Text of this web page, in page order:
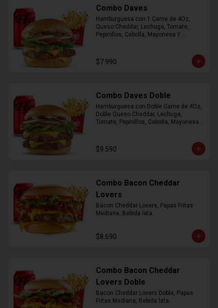
Combo Daves
Hamburguesa con 1 Carne de 4Oz,
Queso Cheddar, Lechuga, Tomate,
Pepinillos, Cebolla, Mayonesa Y
$7.990
Combo Daves Doble
Hamburguesa con Doble Carne de 4Oz,
Doble Queso Cheddar, Lechuga,
Tomate, Pepinillos, Cebolla, Mayonesa y
$9.590
Combo Bacon Cheddar
Lovers
Bacon Cheddar Lovers, Papas Fritas
Mediana, Bebida lata.
$8.690
Combo Bacon Cheddar
Lovers Doble
Bacon Cheddar Lovers Doble, Papas
Fritas Mediana, Bebida lata.